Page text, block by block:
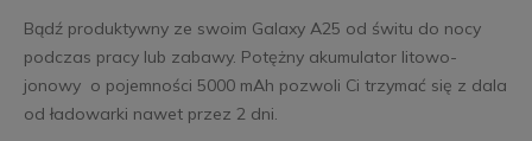
Bądź produktywny ze swoim Galaxy A25 od świtu do nocy
podczas pracy lub zabawy. Potężny akumulator litowo-
jonowy o pojemności 5000 mAh pozwoli Ci trzymać się z dala
od ładowarki nawet przez 2 dni.